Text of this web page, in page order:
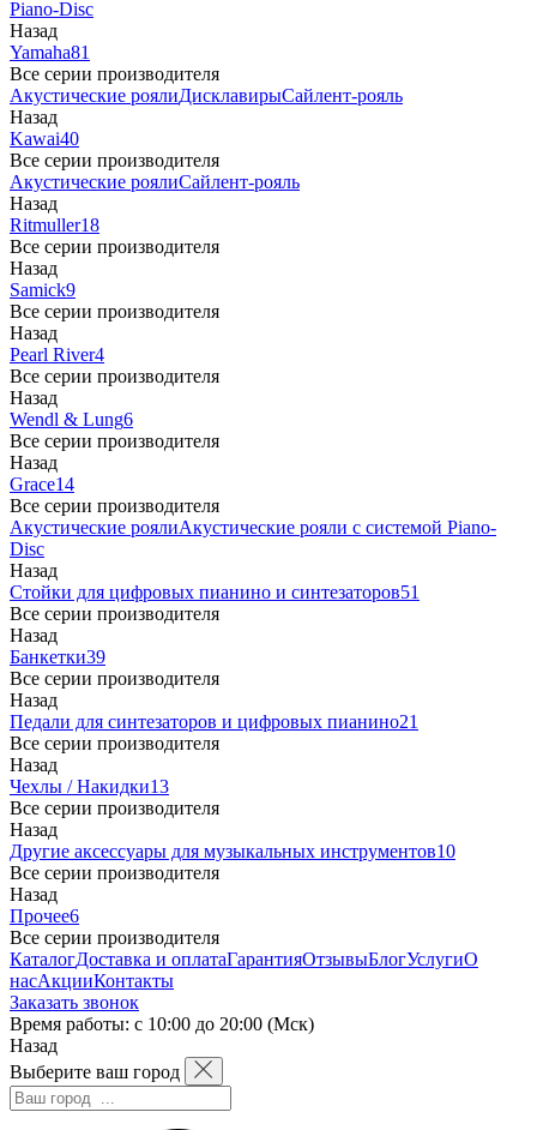
Piano-Disc
Назад
Yamaha81
Все серии производителя
Акустические роялиДисклавирыСайлент-рояль
Назад
Kawai40
Все серии производителя
Акустические роялиСайлент-рояль
Назад
Ritmuller18
Все серии производителя
Назад
Samick9
Все серии производителя
Назад
Pearl River4
Все серии производителя
Назад
Wendl & Lung6
Все серии производителя
Назад
Grace14
Все серии производителя
Акустические роялиАкустические рояли с системой Piano-
Disc
Назад
Стойки для цифровых пианино и синтезаторов51
Все серии производителя
Назад
Банкетки39
Все серии производителя
Назад
Педали для синтезаторов и цифровых пианино21
Все серии производителя
Назад
Чехлы / Накидки13
Все серии производителя
Назад
Другие аксессуары для музыкальных инструментов10
Все серии производителя
Назад
Прочее6
Все серии производителя
КаталогДоставка и оплатаГарантияОтзывыБлогУслугиО
насАкцииКонтакты
Заказать звонок
Время работы: с 10:00 до 20:00 (Мск)
Назад
Выберите ваш город